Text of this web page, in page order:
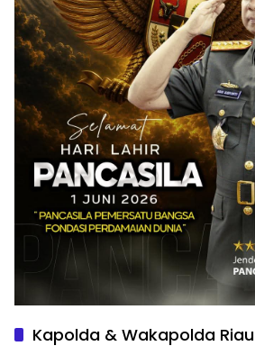
Kapolda & Wakapolda Riau